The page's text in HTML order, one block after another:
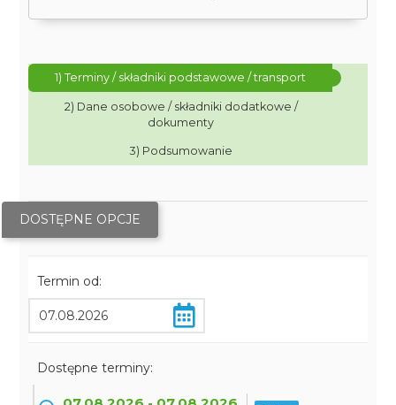
1) Terminy / składniki podstawowe / transport
2) Dane osobowe / składniki dodatkowe /
dokumenty
3) Podsumowanie
DOSTĘPNE OPCJE
Termin od:
Dostępne terminy: